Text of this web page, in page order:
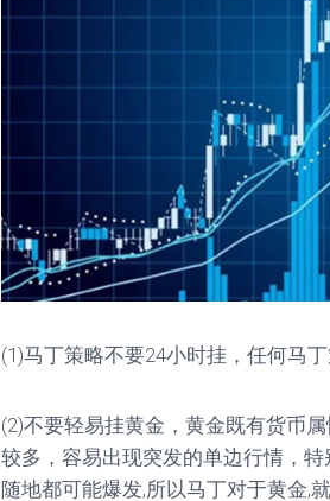
单
程
参
数
设
(1)马丁策略不要24小时挂，任何马
(2)不要轻易挂黄金，黄金既有货币
较多，容易出现突发的单边行情，
随地都可能爆发,所以马丁对于黄金,